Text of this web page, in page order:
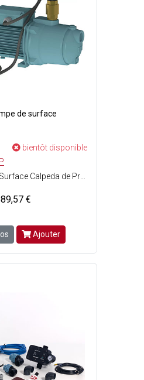
de surface
bientôt disponible
€
Ajouter